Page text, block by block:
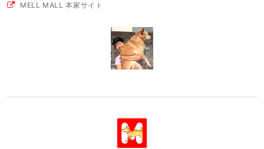
MELL MALL 本家サイト